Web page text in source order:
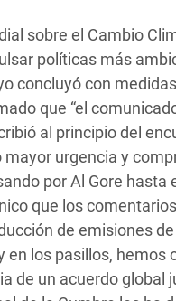
África Oriental
de Personas
Sudán del Sur
de Refugiados
Bangladesh
en Siria
en Yemen
sobre el Cambio
políticas más
concluyó con
que “el
al principio del
urgencia y
por Al Gore
que los
de emisiones
en los pasillos,
de un acuerdo global